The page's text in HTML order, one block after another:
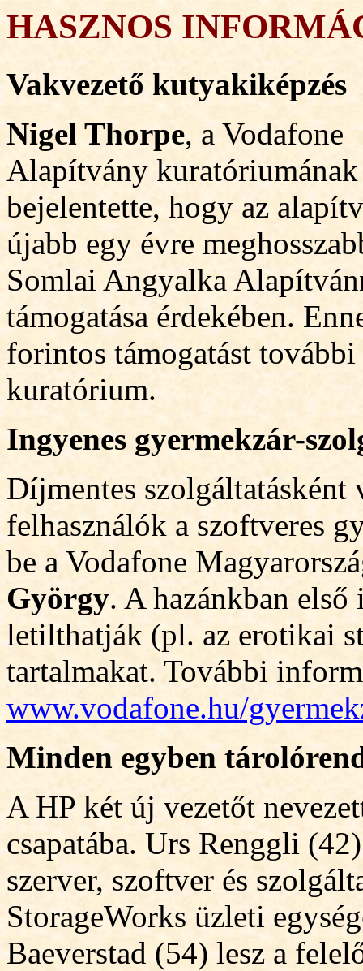
HASZNOS
Vakvezető kutyakiképzés
Nigel Thorpe, a Vodafone
Alapítvány
bejelentette, hogy az
újabb egy évre
Somlai Angyalka
támogatása érdekében.
forintos támogatást
kuratórium.
Ingyenes gyermekzár-
Díjmentes szolgáltatásként
felhasználók a szoftveres
be a Vodafone
György. A hazánkban
letilthatják (pl. az erotikai
tartalmakat. További
www.vodafone.hu/
Minden egyben
A HP két új vezetőt
csapatába. Urs Renggli
szerver, szoftver és
StorageWorks üzleti
Baeverstad (54) lesz a